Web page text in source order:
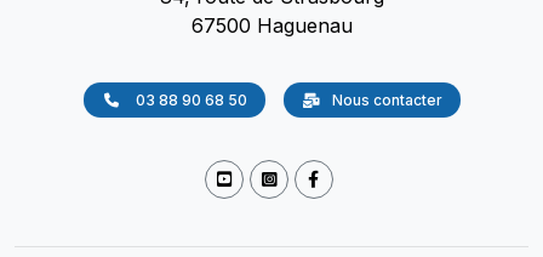
67500 Haguenau
03 88 90 68 50 Nous contacter